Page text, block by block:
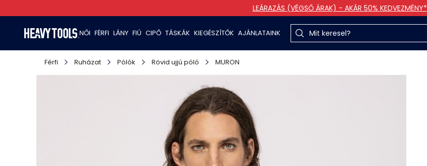
LEÁRAZÁS (VÉGSŐ ÁRAK) - AKÁR 50% KEDVEZMÉNY*
NŐI FÉRFI LÁNY FIÚ CIPŐ TÁSKÁK KIEGÉSZÍTŐK AJÁNLATAINK
Férfi Ruházat Pólók Rövid ujjú póló MURON